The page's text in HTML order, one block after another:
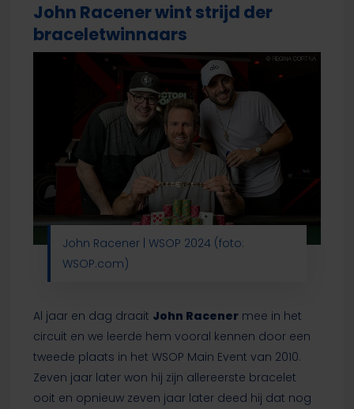
John Racener wint strijd der
braceletwinnaars
John Racener | WSOP 2024 (foto:
WSOP.com)
Al jaar en dag draait John Racenermee in het
circuit en we leerde hem vooral kennen door een
tweede plaats in het WSOP Main Event van 2010.
Zeven jaar later won hij zijn allereerste bracelet
ooit en opnieuw zeven jaar later deed hij dat nog